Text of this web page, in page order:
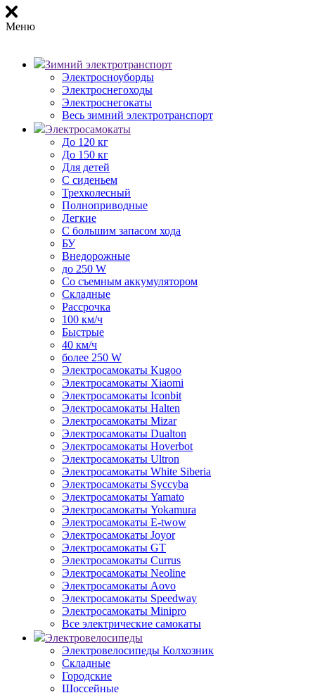
Меню
Зимний электротранспорт
Электросноуборды
Электроснегоходы
Электроснегокаты
Весь зимний электротранспорт
Электросамокаты
До 120 кг
До 150 кг
Для детей
С сиденьем
Трехколесный
Полноприводные
Легкие
С большим запасом хода
БУ
Внедорожные
до 250 W
Со съемным аккумулятором
Складные
Рассрочка
100 км/ч
Быстрые
40 км/ч
более 250 W
Электросамокаты Kugoo
Электросамокаты Xiaomi
Электросамокаты Iconbit
Электросамокаты Halten
Электросамокаты Mizar
Электросамокаты Dualton
Электросамокаты Hoverbot
Электросамокаты Ultron
Электросамокаты White Siberia
Электросамокаты Syccyba
Электросамокаты Yamato
Электросамокаты Yokamura
Электросамокаты E-twow
Электросамокаты Joyor
Электросамокаты GT
Электросамокаты Currus
Электросамокаты Neoline
Электросамокаты Aovo
Электросамокаты Speedway
Электросамокаты Minipro
Все электрические самокаты
Электровелосипеды
Электровелосипеды Колхозник
Складные
Городские
Шоссейные